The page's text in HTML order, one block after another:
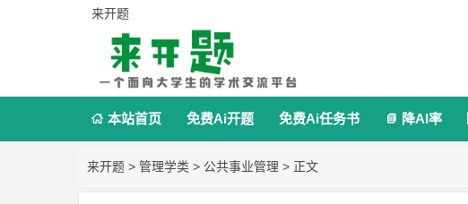
来开题
 本站首页 免费Ai开题 免费Ai任务书  降AI率
来开题 > 管理学类 > 公共事业管理 > 正文